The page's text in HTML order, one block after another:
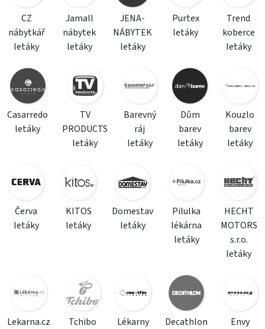
CZ
nábytkář
letáky
Jamall
nábytek
letáky
JENA-
NÁBYTEK
letáky
Purtex
letáky
Trend
koberce
letáky
Casarredo
letáky
TV
PRODUCTS
letáky
Barevný
ráj
letáky
Dům
barev
letáky
Kouzlo
barev
letáky
Červa
letáky
KITOS
letáky
Domestav
letáky
Pilulka
lékárna
letáky
HECHT
MOTORS
s.r.o.
letáky
Lekarna.cz
Tchibo
Lékarny
Decathlon
Envy